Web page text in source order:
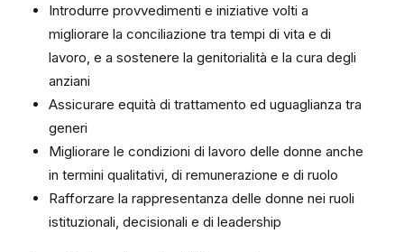
Introdurre provvedimenti e iniziative volti a
migliorare la conciliazione tra tempi di vita e di
lavoro, e a sostenere la genitorialità e la cura degli
anziani
Assicurare equità di trattamento ed uguaglianza tra
generi
Migliorare le condizioni di lavoro delle donne anche
in termini qualitativi, di remunerazione e di ruolo
Rafforzare la rappresentanza delle donne nei ruoli
istituzionali, decisionali e di leadership